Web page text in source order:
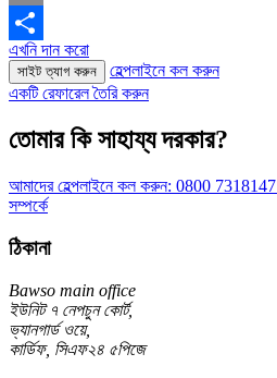
Email
Share
এখনি দান করো
সাইট ত্যাগ করুন
হেল্পলাইনে কল করুন
একটি রেফারেল তৈরি করুন
তোমার কি সাহায্য দরকার?
আমাদের হেল্পলাইনে কল করুন: 0800 7318147
সম্পর্কে
ঠিকানা
Bawso main office
ইউনিট ৭ নেপচুন কোর্ট,
ভ্যানগার্ড ওয়ে,
কার্ডিফ, সিএফ২৪ ৫পিজে